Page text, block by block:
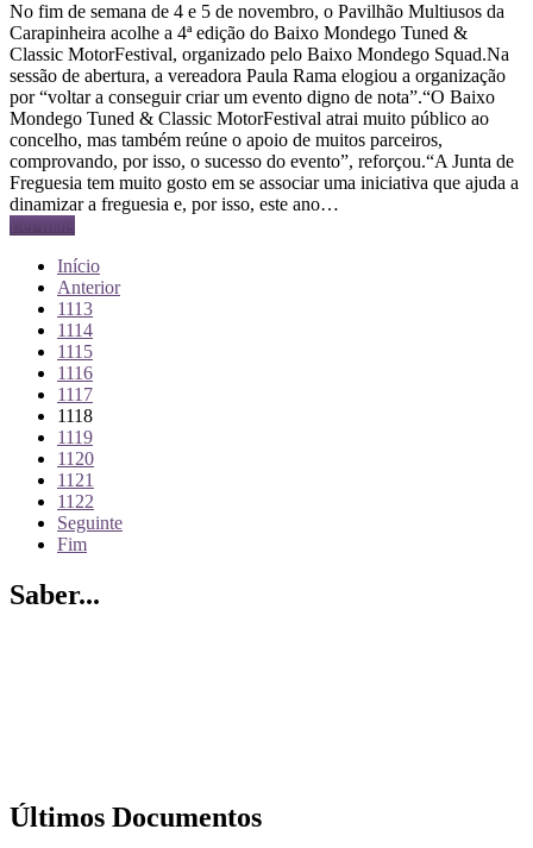
No fim de semana de 4 e 5 de novembro, o Pavilhão Multiusos da
Carapinheira acolhe a 4ª edição do Baixo Mondego Tuned &
Classic MotorFestival, organizado pelo Baixo Mondego Squad.Na
sessão de abertura, a vereadora Paula Rama elogiou a organização
por “voltar a conseguir criar um evento digno de nota”.“O Baixo
Mondego Tuned & Classic MotorFestival atrai muito público ao
concelho, mas também reúne o apoio de muitos parceiros,
comprovando, por isso, o sucesso do evento”, reforçou.“A Junta de
Freguesia tem muito gosto em se associar uma iniciativa que ajuda a
dinamizar a freguesia e, por isso, este ano…
Ler mais
Início
Anterior
1113
1114
1115
1116
1117
1118
1119
1120
1121
1122
Seguinte
Fim
Saber...
Últimos Documentos